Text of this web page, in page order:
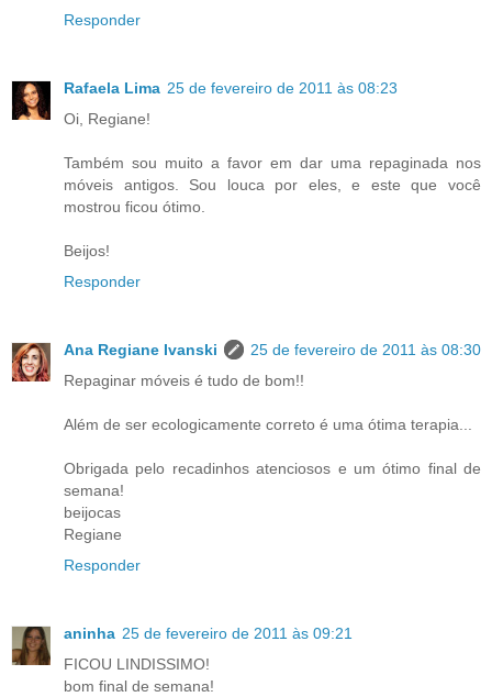
Responder
Rafaela Lima 25 de fevereiro de 2011 às 08:23
Oi, Regiane!
Também sou muito a favor em dar uma repaginada nos
móveis antigos. Sou louca por eles, e este que você
mostrou ficou ótimo.
Beijos!
Responder
Ana Regiane Ivanski
25 de fevereiro de 2011 às 08:30
Repaginar móveis é tudo de bom!!
Além de ser ecologicamente correto é uma ótima terapia...
Obrigada pelo recadinhos atenciosos e um ótimo final de
semana!
beijocas
Regiane
Responder
aninha 25 de fevereiro de 2011 às 09:21
FICOU LINDISSIMO!
bom final de semana!